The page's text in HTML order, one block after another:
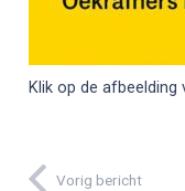
Klik op de
Vorig bericht